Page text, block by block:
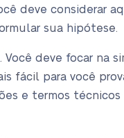
deve considerar
sua hipótese.
Você deve focar na
fácil para você
e termos técnicos